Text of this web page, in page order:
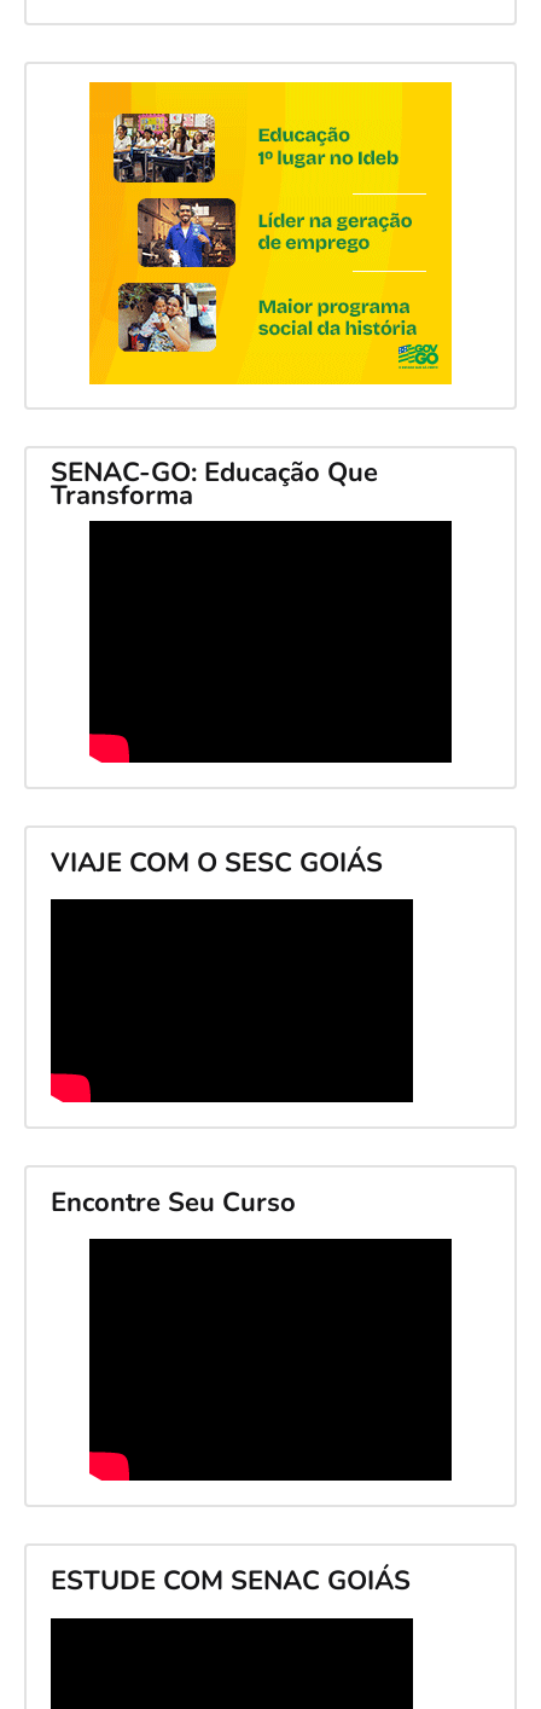
SENAC-GO: Educação Que
Transforma
VIAJE COM O SESC GOIÁS
Encontre Seu Curso
ESTUDE COM SENAC GOIÁS